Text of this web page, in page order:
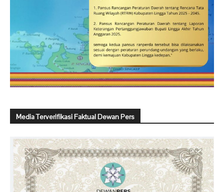
Media Terverifikasi Faktual Dewan Pers